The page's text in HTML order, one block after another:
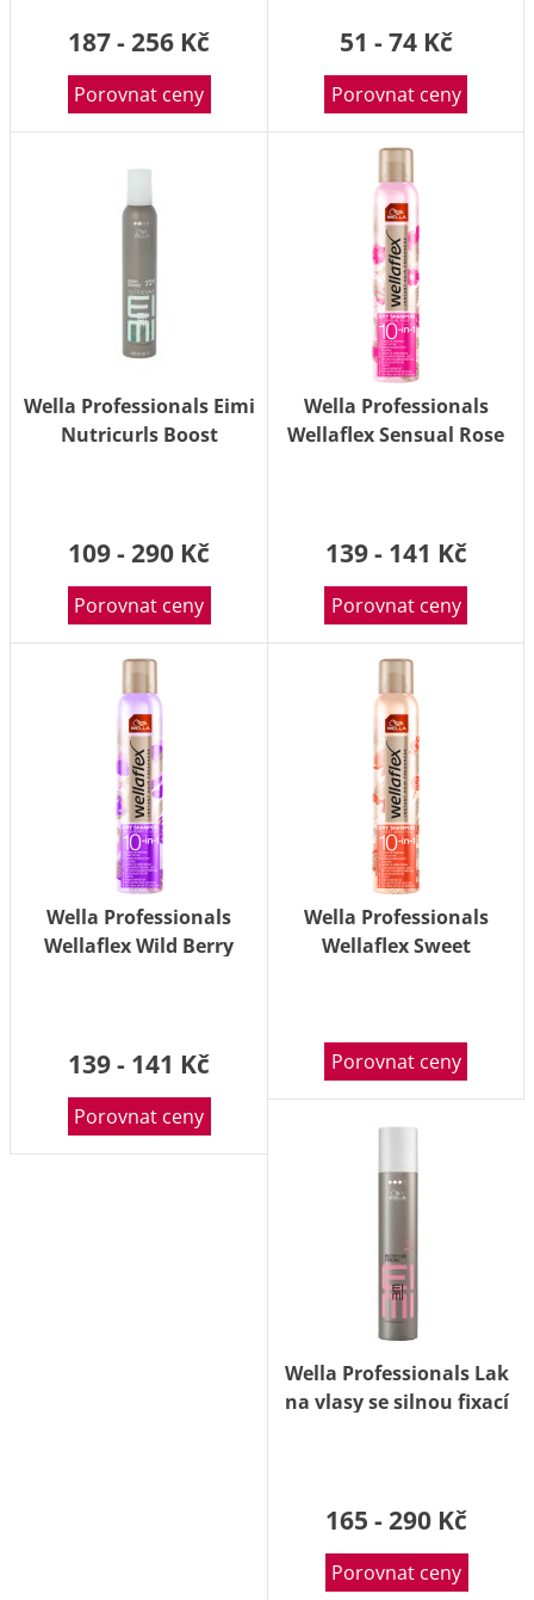
187 - 256 Kč
Porovnat ceny
51 - 74 Kč
Porovnat ceny
Wella Professionals Eimi
Nutricurls Boost
109 - 290 Kč
Porovnat ceny
Wella Professionals
Wellaflex Sensual Rose
139 - 141 Kč
Porovnat ceny
Wella Professionals
Wellaflex Wild Berry
139 - 141 Kč
Porovnat ceny
Wella Professionals
Wellaflex Sweet
Porovnat ceny
Wella Professionals Lak
na vlasy se silnou fixací
165 - 290 Kč
Porovnat ceny